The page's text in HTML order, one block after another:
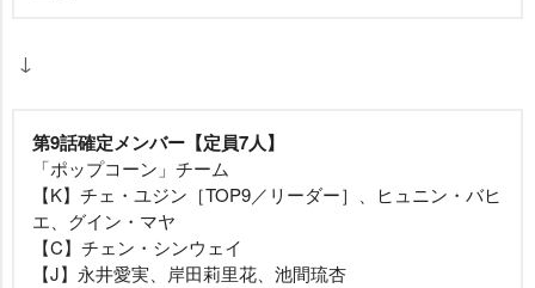
↓
第9話確定メンバー【定員7人】
「ポップコーン」チーム
【K】チェ・ユジン［TOP9／リーダー］、ヒュニン・バヒ
エ、グイン・マヤ
【C】チェン・シンウェイ
【J】永井愛実、岸田莉里花、池間琉杏